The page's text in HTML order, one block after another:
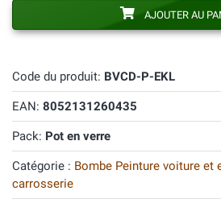
Code du produit: BVCD-P-EKL
EAN: 8052131260435
Pack: Pot en verre
Catégorie : Bombe Peinture voiture et
carrosserie
AJOUTER AU